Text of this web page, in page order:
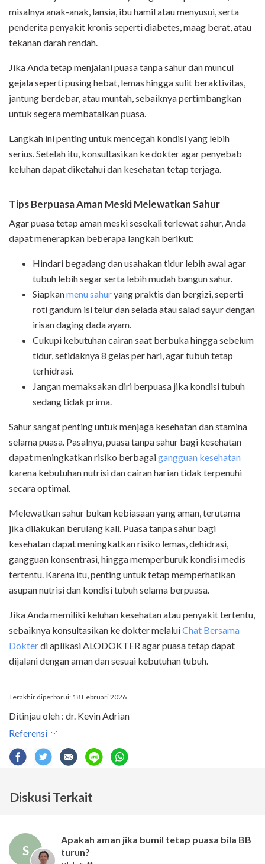
misalnya anak-anak, lansia, ibu hamil atau menyusui, serta
penderita penyakit kronis seperti diabetes, maag berat, atau
tekanan darah rendah.
Jika Anda tetap menjalani puasa tanpa sahur dan muncul
gejala seperti pusing hebat, lemas hingga sulit beraktivitas,
jantung berdebar, atau muntah, sebaiknya pertimbangkan
untuk segera membatalkan puasa.
Langkah ini penting untuk mencegah kondisi yang lebih
serius. Setelah itu, konsultasikan ke dokter agar penyebab
keluhan dapat diketahui dan kesehatan tetap terjaga.
Tips Berpuasa Aman Meski Melewatkan Sahur
Agar puasa tetap aman meski sesekali terlewat sahur, Anda
dapat menerapkan beberapa langkah berikut:
Hindari begadang dan usahakan tidur lebih awal agar
tubuh lebih segar serta lebih mudah bangun sahur.
Siapkanmenu sahuryang praktis dan bergizi, seperti
roti gandum isi telur dan selada atau salad sayur dengan
irisan daging dada ayam.
Cukupi kebutuhan cairan saat berbuka hingga sebelum
tidur, setidaknya 8 gelas per hari, agar tubuh tetap
terhidrasi.
Jangan memaksakan diri berpuasa jika kondisi tubuh
sedang tidak prima.
Sahur sangat penting untuk menjaga kesehatan dan stamina
selama puasa. Pasalnya, puasa tanpa sahur bagi kesehatan
dapat meningkatkan risiko berbagaigangguan kesehatan
karena kebutuhan nutrisi dan cairan harian tidak terpenuhi
secara optimal.
Melewatkan sahur bukan kebiasaan yang aman, terutama
jika dilakukan berulang kali. Puasa tanpa sahur bagi
kesehatan dapat meningkatkan risiko lemas, dehidrasi,
gangguan konsentrasi, hingga memperburuk kondisi medis
tertentu. Karena itu, penting untuk tetap memperhatikan
asupan nutrisi dan kondisi tubuh selama berpuasa.
Jika Anda memiliki keluhan kesehatan atau penyakit tertentu,
sebaiknya konsultasikan ke dokter melaluiChat Bersama
Dokterdi aplikasi ALODOKTER agar puasa tetap dapat
dijalani dengan aman dan sesuai kebutuhan tubuh.
Terakhir diperbarui: 18 Februari 2026